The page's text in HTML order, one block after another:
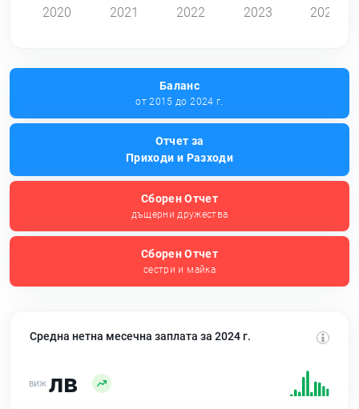
2020 2021 2022 2023 2024
Баланс
от 2015 до 2024 г.
Отчет за
Приходи и Разходи
Сборен Отчет
дъщерни дружества
Сборен Отчет
сестри и майка
Средна нетна месечна заплата за 2024 г.
лв